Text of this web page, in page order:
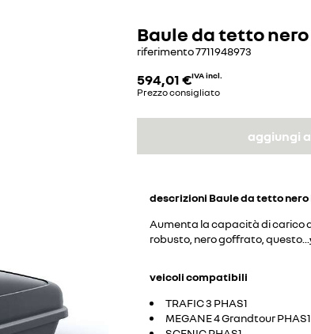
Baule da tetto
riferimento7711948973
594,01 €IVA incl.
Prezzo consigliato
aggiungi
descrizioni Baule da tetto
Aumenta la capacità di carico
robusto, nero goffrato, questo
veicoli compatibili
TRAFIC 3 PHAS1
MEGANE 4 Grandtour PHAS1